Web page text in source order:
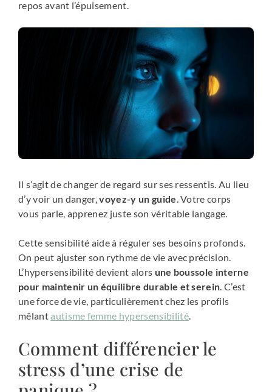
repos avant l’épuisement.
Il s’agit de changer de regard sur ses ressentis. Au lieu
d’y voir un danger,voyez-y un guide. Votre corps
vous parle, apprenez juste son véritable langage.
Cette sensibilité aide à réguler ses besoins profonds.
On peut ajuster son rythme de vie avec précision.
L’hypersensibilité devient alors une boussole interne
pour maintenir un équilibre durable et serein. C’est
une force de vie, particulièrement chez les profils
mêlantautisme femme hypersensibilité.
Comment différencier le
stress d’une crise de